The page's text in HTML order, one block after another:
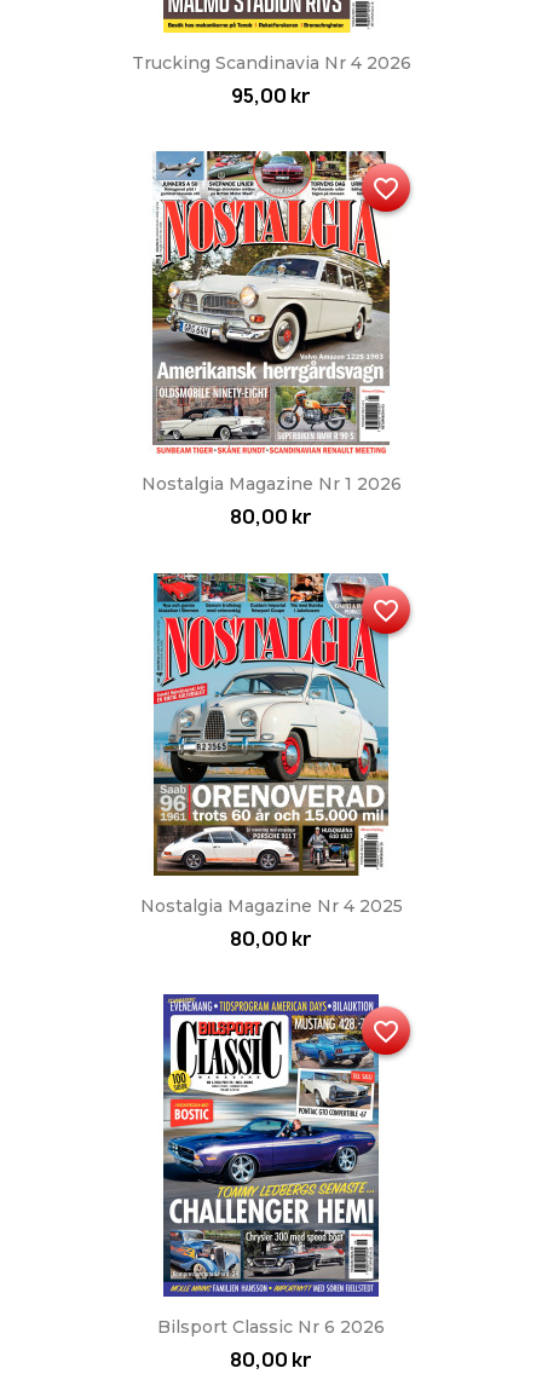
Trucking Scandinavia Nr 4 2026
95,00 kr
Nostalgia Magazine Nr 1 2026
80,00 kr
favorite_border
Nostalgia Magazine Nr 4 2025
80,00 kr
favorite_border
Bilsport Classic Nr 6 2026
80,00 kr
favorite_border